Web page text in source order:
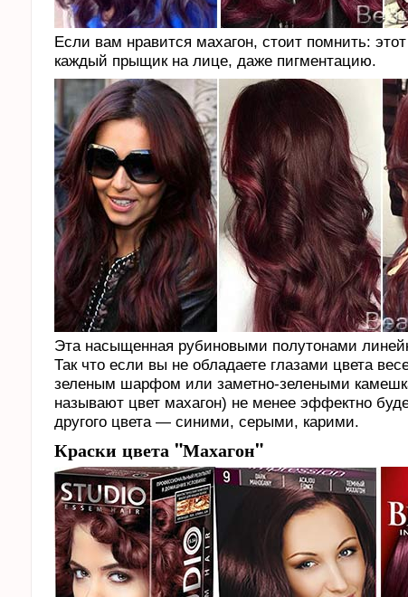
Если вам нравится махагон, стоит помнить:
каждый прыщик на лице, даже пигментацию.
Эта насыщенная рубиновыми полутонами
Так что если вы не обладаете глазами цвета
зеленым шарфом или заметно-зелеными
называют цвет махагон) не менее эффектно
другого цвета — синими, серыми, карими.
Краски цвета "Махагон"